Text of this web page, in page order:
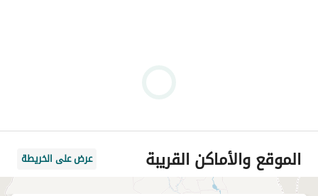
الموقع والأماكن القريبة عرض على الخريطة